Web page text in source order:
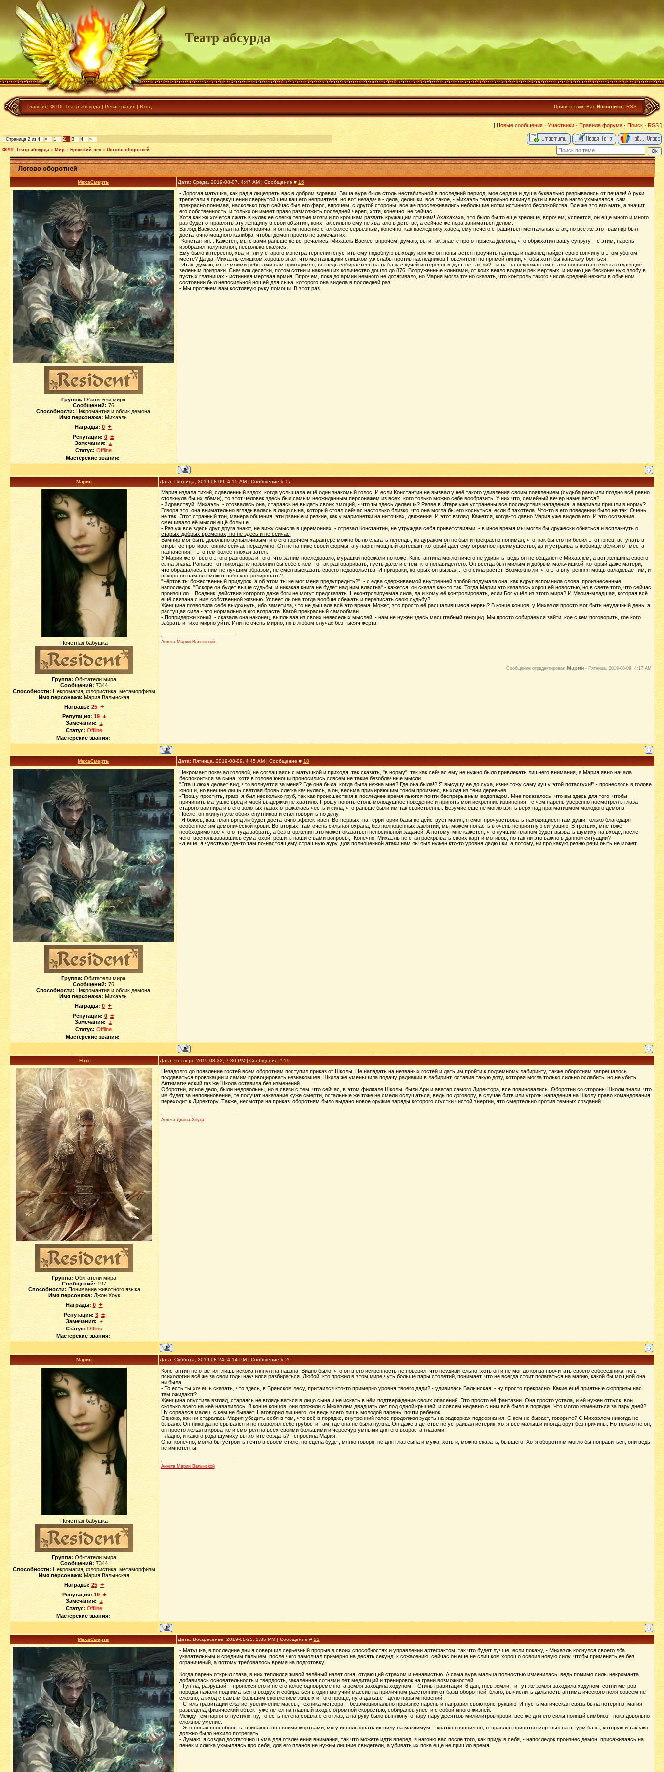
Театр абсурда
Главная | ФРПГ Театр абсурда | Регистрация | Вход Приветствую Вас Инкогнито | RSS
[ Новые сообщения · Участники · Правила форума·Поиск · RSS]
Страница 2 из 4 « 1 2 3 4 »
ФРПГ Театр абсурда » Мир » Брянский лес » Логово оборотней
Логово оборотней
МихаСмерть Дата: Среда, 2019-08-07, 4:47 AM | Сообщение # 16
Группа: Обитатели мира
Сообщений: 76
Способности: Некромантия и облик демона
Имя персонажа: Михаэль
Награды: 0 +
Репутация: 0 ±
Замечания: ±
Статус: Offline
Мастерские звания:
- Дорогая матушка, как рад я лицезреть вас в добром здравии! Ваша аура была столь нестабильной в последний период, мое сердце и душа буквально разрывались от печали! А руки
трепетали в предвкушении свернутой шеи вашего неприятеля, но вот незадача - дела, делишки, все такое, - Михаэль театрально вскинул руки и весьма нагло ухмылялся, сам
прекрасно понимая, насколько глуп сейчас был его фарс, впрочем, с другой стороны, все же прослеживались небольшие нотки истинного беспокойства. Все же это его мать, а значит,
его собственность, и только он имеет право размозжить последней череп, хотя, конечно, не сейчас...
Хотя как же хочется сжать в кулак ее слегка теплые мозги и по крошкам раздать кружащим птичкам! Ахахахаха, это было бы то еще зрелище, впрочем, успеется, он еще много и много
раз будет отправлять эту женщину в свои объятия, коих так сильно ему не хватало в детстве, а сейчас же пора заниматься делом.
Взгляд Васкеса упал на Кониповича, и он на мгновение стал более серьезным, конечно, как наследнику хаоса, ему нечего страшиться ментальных атак, но все же этот вампир был
достаточно мощного калибра, чтобы демон просто не замечал их.
-Константин... Кажется, мы с вами раньше не встречались, Михаэль Васкес, впрочем, думаю, вы и так знаете про отпрыска демона, что обрюхатил вашу супругу, - с этим, парень
изобразил полупоклон, несколько скалясь.
Ему было интересно, хватит ли у старого монстра терпения спустить ему подобную выходку или же он попытается проучить наглеца и наконец найдет свою кончину в этом убогом
месте? Да-да, Михаэль слишком хорошо знал, что ментальщики слишком уж слабы против наследников Повелителя по прямой линии, чтобы хотя бы капельку бояться.
-Итак, думаю, мы с моими ребятами вам пригодимся, вы ведь собираетесь на ту базу с кучей интересных душ, не так ли? - и тут за некромантом стали появляться слегка отдающие
зеленым призраки. Сначала десятки, потом сотни и наконец их количество дошло до 876. Вооруженные клинками, от коих веяло водами рек мертвых, и имеющие бесконечную злобу в
пустых глазницах - истинная мертвая армия. Впрочем, пока до армии немного не дотягивало, но Мария могла точно сказать, что контроль такого числа средней нежити в обычном
состоянии был непосильной ношей для сына, которого она видела в последней раз.
- Мы протянем вам костлявую руку помощи. В этот раз.
Мария Дата: Пятница, 2019-08-09, 4:15 AM | Сообщение # 17
Почетная бабушка
Группа: Обитатели мира
Сообщений: 7344
Способности: Некромагия, флористика, метаморфизм
Имя персонажа: Мария Валынская
Награды: 25 +
Репутация: 19 ±
Замечания: ±
Статус: Offline
Мастерские звания:
Мария издала тихий, сдавленный вздох, когда услышала ещё один знакомый голос. И если Константин не вызвал у неё такого удивления своим появлением (судьба рано или поздно всё равно
столкнула бы их лбами), то этот человек здесь был самым неожиданным персонажем из всех, кого только можно себе вообразить. У них что, семейный вечер намечается?
- Здравствуй, Михаэль, - отозвалась она, стараясь не выдать своих эмоций, - что ты здесь делаешь? Разве в Итаре уже устранены все последствия нападения, а авариэли пришли в норму?
Говоря это, она внимательно вглядывалась в лицо сына, который стоял сейчас настолько близко, что она могла бы его коснуться, если б захотела. Что-то в его поведении было не так. Очень
не так. Этот странный тон, манера общения, эти рваные и резкие, как у марионетки на ниточках, движения. И этот взгляд. Кажется, когда-то давно Мария уже видела его. И это осознание
смешивало её мысли ещё больше.
- Раз уж все здесь друг друга знают, не вижу смысла в церемониях, - отрезал Константин, не утруждая себя приветствиями, - в иное время мы могли бы дружески обняться и всплакнуть о
старых-добрых временах, но не здесь и не сейчас.
Вампир мог быть довольно вспыльчивым, и о его горячем характере можно было слагать легенды, но дураком он не был и прекрасно понимал, что, как бы его ни бесил этот юнец, вступать в
открытое противостояние сейчас неразумно. Он не на пике своей формы, а у парня мощный артефакт, который даёт ему огромное преимущество, да и устраивать побоище вблизи от места
назначения, - это тем более плохая затея.
У Марии же от всего этого разговора и того, что за ним последовало, мурашки побежали по коже. Константина могло ничего не удивить, ведь он не общался с Михаэлем, а вот женщина своего
сына знала. Раньше тот никогда не позволил бы себе с кем-то так разговаривать, пусть даже и с тем, кто ненавидел его. Он всегда был милым и добрым мальчишкой, который даже матери,
что обращалась с ним не лучшим образом, не смел высказать своего недовольства. И призраки, которых он вызвал... его сила растёт. Возможно ли, что эта внутренняя мощь овладевает им, и
вскоре он сам не сможет себя контролировать?
"Чёртов ты божественный придурок, а об этом ты не мог меня предупредить?", - с едва сдерживаемой внутренней злобой подумала она, как вдруг вспомнила слова, произнесенные
напоследок. "Вскоре он будет выше судьбы, и никакая книга не будет над ним властна" - кажется, он сказал как-то так. Тогда Марии это казалось хорошей новостью, но в свете того, что сейчас
произошло... Всадник, действия которого даже боги не могут предсказать. Неконтролируемая сила, да и кому её контролировать, если Бог ушёл из этого мира? И Мария-младшая, которая всё
ещё связана с ним собственной жизнью. Успеет ли она тогда вообще сбежать и переписать свою судьбу?
Женщина позволила себе выдохнуть, ибо заметила, что не дышала всё это время. Может, это просто её расшалившиеся нервы? В конце концов, у Михаэля просто мог быть неудачный день, а
растущая сила - это нормально в его возрасте. Какой прекрасный самообман...
- Попридержи коней, - сказала она наконец, выплывая из своих невеселых мыслей, - нам не нужен здесь масштабный геноцид. Мы просто собираемся зайти, кое с кем поговорить, кое кого
забрать и тихо-мирно уйти. Или не очень мирно, но в любом случае без тысяч жертв.
Анкета Марии Валынской
Сообщение отредактировал Мария- Пятница, 2019-08-09, 4:17 AM
МихаСмерть Дата: Пятница, 2019-08-09, 4:45 AM | Сообщение # 18
Группа: Обитатели мира
Сообщений: 76
Способности: Некромантия и облик демона
Имя персонажа: Михаэль
Награды: 0 +
Репутация: 0 ±
Замечания: ±
Статус: Offline
Мастерские звания:
Некромант покачал головой, не соглашаясь с матушкой и приходя, так сказать, "в норму", так как сейчас ему не нужно было привлекать лишнего внимания, а Мария явно начала
беспокоиться за сына, хотя в голове юноши проносились совсем не такие безоблачные мысли.
"Эта шлюха делает вид, что волнуется за меня? Где она была, когда была нужна мне? Где она была!? Я высушу ее до суха, изничтожу саму душу этой потаскухи!" - пронеслось в голове
юноши, но внешне лишь светлая бровь слегка качнулась, а он, весьма примиряющим тоном произнес, выходя из тени деревьев
-Прошу простить, граф, я был несколько груб, так как происшествия в последнее время льются почти беспрерывным водопадом. Мне показалось, что вы здесь для того, чтобы
причинить матушке вред и моей выдержки не хватило. Прошу понять столь молодушное поведение и принять мои искренние извинения,- с чем парень уверенно посмотрел в глаза
старого вампира и в его золотых лазах отражалась честь и сила, что раньше были им так свойственны. Безумие еще не могло взять верх над прагматизмом молодого демона.
После, он окинул уже обоих спутников и стал говорить по делу,
-Я боюсь, ваш план вряд ли будет достаточно эффективен. Во-первых, на территории базы не действует магия, я смог прочувствовать находящиеся там души только благодаря
особенностям демонической крови. Во-вторых, там очень сильная охрана, без полноценных заклятий, мы можем попасть в очень неприятную ситуацию. В третьих, мне тоже
необходимо кое-что оттуда забрать, а без вторжения это может оказаться непосильной задачей. А потому, мне кажется, что лучшим планом будет вызвать шумиху на входе, после
чего, воспользовавшись суматохой, решить наши с вами вопросы,- Конечно, Михаэль не стал раскрывать своих карт и мотивов, но так ли это важно в данной ситуации?
-И еще, я чувствую где-то там по-настоящему страшную ауру. Для полноценной атаки нам бы был нужен кто-то уровня дядюшки, а потому, ни про какую резню речи быть не может.
Hiro Дата: Четверг, 2019-08-22, 7:30 PM | Сообщение # 19
Группа:Обитатели мира
Сообщений: 197
Способности:Понимание животного языка
Имя персонажа: Джон Хоук
Награды: 0 +
Репутация: 3 ±
Замечания: ±
Статус: Offline
Мастерские звания:
Незадолго до появление гостей всем оборотням поступил приказ от Школы. Не нападать на незваных гостей и дать им пройти к подземному лабиринту, также оборотням запрещалось
поддаваться провокации и самим провоцировать незнакомцев. Школа же уменьшила подачу радиации в лабиринт, оставив такую дозу, которая могла только сильно ослабить, но не убить.
Антимагический газ же Школа оставила без изменений.
Оборотни, ясное дело, были недовольны, но в связи с тем, что сейчас, в этом филиале Школы, были Ари и аватар самого Директора, все повиновались. Оборотни со стороны Школы знали, что
им будет за неповиновение, те получат наказание хуже смерти, остальные же тоже не смели ослушаться, ведь по договору, в случае битв или угрозы нападения на Школу право командования
переходит к Директору. Также, несмотря на приказ, оборотням было выдано новое оружие заряды которого сгустки чистой энергии, что смертельно против темных созданий.
Анкета Джона Хоука
Мария Дата: Суббота, 2019-08-24, 4:14 PM | Сообщение # 20
Почетная бабушка
Группа: Обитатели мира
Сообщений: 7344
Способности: Некромагия, флористика, метаморфизм
Имя персонажа: Мария Валынская
Награды: 25 +
Репутация: 19 ±
Замечания: ±
Статус: Offline
Мастерские звания:
Константин не ответил, лишь искоса глянул на пацана. Видно было, что он в его искренность не поверил, что неудивительно: хоть он и не мог до конца прочитать своего собеседника, но в
психологии всё же за свои годы научился разбираться. Любой, кто прожил в этом мире чуть больше пары столетий, понимает, что не всегда стоит полагаться на магию, какой бы мощной она
ни была.
- То есть ты хочешь сказать, что здесь, в Брянском лесу, притаился кто-то примерно уровня твоего дяди? - удивилась Валынская, - ну просто прекрасно. Какие ещё приятные сюрпризы нас
там ожидают?
Женщина опустила взгляд, стараясь не вглядываться в лицо сына и не искать в нём подтверждение своих опасений. Это просто её фантазии. Она просто устала, и ей нужен отпуск, вон
сколько всего на неё навалилось. В конце концов, они прожили с Михаэлем двадцать лет под одной крышей, и совсем недавно с ним всё было в порядке. Что могло измениться за пару дней?
Ну сорвался малец, с кем не бывает. Наговорил лишнего, он ведь всего лишь молодой парень, почти ребенок.
Однако, как ни старалась Мария убедить себя в том, что всё в порядке, внутренний голос продолжал зудеть на задворках подсознания. С кем не бывает, говорите? С Михаэлем никогда не
бывало. Он никогда не срывался и не позволял себе грубости там, где она не была нужна. Он даже в детстве не устраивал истерик, хотя все малыши иногда орут без причины. Но только не он,
он просто лежал в кроватке и смотрел на всех своими большими и чересчур умными для его возраста глазами.
- Ладно, и какого рода шумиху вы хотите создать? - спросила Мария.
Она, конечно, могла бы устроить нечто в своём стиле, но сцена будет, мягко говоря, не для глаз сына и мужа, хоть и, можно сказать, бывшего. Хотя оборотням могло бы понравиться, они ведь
не импотенты.
Анкета Марии Валынской
МихаСмерть Дата: Воскресенье, 2019-08-25, 2:35 PM | Сообщение # 21
- Матушка, в последние дни я совершил серьезный прорыв в своих способностях и управлении артефактом, так что будет лучше, если покажу, - Михаэль коснулся своего лба
указательным и средним пальцем, после чего замолчал примерно на десять секунд, к сожалению, сейчас он еще не слишком хорошо освоил новую силу, чтобы применять ее без
ограничений, а потому требовалось время на подготовку.
Когда парень открыл глаза, в них теплился живой зелёный налет огня, отдающий страхом и ненавистью. А сама аура мальца полностью изменилась, ведь помимо силы некроманта
добавилась основательность и твердость, закаленная сотнями лет медитаций и тренировок на грани возможностей.
- Гун ла, разрушай, - пронёсся его и не его голос одновременно, а земля заходила ходуном. - Стиль гравитации, 8 дан, гнев земли,- и тут же земля заходила ходуном, сотни метров
породы начали подниматься в воздух и собираться в один могучий массив на приличном расстоянии от базы оборотней, благо, вычислить дальность антимагического поля совсем не
сложно, а вход с самым большим скоплением живых и того проще, ну а дальше - дело пары мгновений.
- Стиль гравитации сжатие, увеличение массы, техника метеора, - безэмоционально произнес парень и направил свою конструкцию. И пусть магическая связь была потеряна, магия
разведена, физический объект уже летел на главный вход с огромной скоростью, собираясь унести с собой много жизней.
Между тем парня отпустило, ну, то есть пелена сошла с его глаз, а на руку было выплюнуто пару пару десятков милилитров крови, все же для его силы полный симбиоз - пока довольно
сложное умение.
- Это новая способность, сливаюсь со своими жертвами, могу использовать их силу на максимум, - кратко пояснил он, отправляя воинство мертвых на штурм базы, которую и так уже
должно было нехило потрепать.
- Думаю, я создал достаточно шума для отвлечения внимания, так что можете идти вперед, я нагоню вас после того, как приду в себя, - напоследок произнес демон, присаживаясь на
пенек и слегка ухмыляясь про себя, для его планов не нужны лишние свидетели, а убивать их пока еще не пришло время.